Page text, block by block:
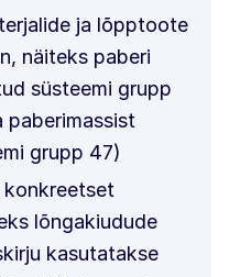
ja lõpptoote
näiteks paberi
süsteemi grupp
grupp 47)
konkreetset
lõngakiudude
kasutatakse